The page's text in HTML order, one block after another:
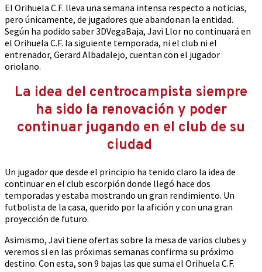
El Orihuela C.F. lleva una semana intensa respecto a noticias,
pero únicamente, de jugadores que abandonan la entidad.
Según ha podido saber 3DVegaBaja, Javi Llor no continuará en
el Orihuela C.F. la siguiente temporada, ni el club ni el
entrenador, Gerard Albadalejo, cuentan con el jugador
oriolano.
La idea del centrocampista siempre
ha sido la renovación y poder
continuar jugando en el club de su
ciudad
Un jugador que desde el principio ha tenido claro la idea de
continuar en el club escorpión donde llegó hace dos
temporadas y estaba mostrando un gran rendimiento. Un
futbolista de la casa, querido por la afición y con una gran
proyección de futuro.
Asimismo, Javi tiene ofertas sobre la mesa de varios clubes y
veremos si en las próximas semanas confirma su próximo
destino. Con esta, son 9 bajas las que suma el Orihuela C.F.